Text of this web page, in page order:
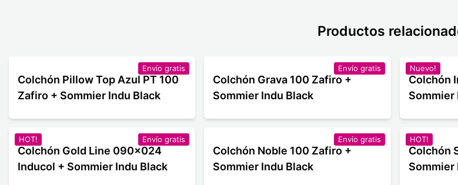
Productos
Envío gratis
Colchón Pillow Top Azul PT 100
Zafiro + Sommier Indu Black
Envío gratis
Colchón Grava 100 Zafiro +
Sommier Indu Black
Nuevo!
Colchón
Sommier
HOT! Envío gratis
Colchón Gold Line 090x024
Inducol + Sommier Indu Black
Envío gratis
Colchón Noble 100 Zafiro +
Sommier Indu Black
HOT!
Colchón
Sommier